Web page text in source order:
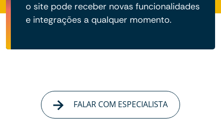
o site pode receber novas funcionalidades
e integrações a qualquer momento.
FALAR COM ESPECIALISTA